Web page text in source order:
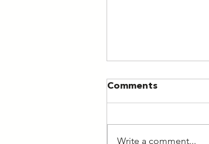
Comments
Write a comment...